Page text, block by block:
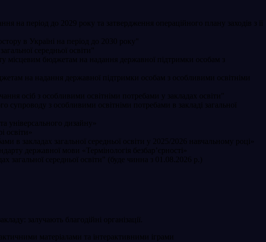
на період до 2029 року та затвердження операційного плану заходів з її
в Україні на період до 2030 року"
середньої освіти"
бюджетам на надання державної підтримки особам з
на надання державної підтримки особам з особливими освітніми
осіб з особливими освітніми потребами у закладах освіти"
з особливими освітніми потребами в закладі загальної
універсального дизайну»
освіти»
в закладах загальної середньої освіти у 2025/2026 навчальному році»
державної мови «Термінологія безбар’єрності»
середньої освіти" (буде чинна з 01.08.2026 р.)
залучають благодійні організації.
матеріалами та інтерактивними іграми